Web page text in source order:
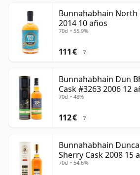
Bunnahabhain North
2014 10 años
70cl • 55.9%
111 € ?
Bunnahabhain Dun
Cask #3263 2006 12
70cl • 48%
112 € ?
Bunnahabhain
Sherry Cask 2008 15
70cl • 54.6%